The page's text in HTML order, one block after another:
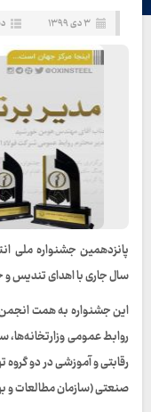
۳ دی ۱۳۹۹
سال جاری با اهدای تندیس و
این جشنواره به همت
روابط عمومی
رقابتی و آموزشی در دو
صنعتی (سازمان مطالعات و